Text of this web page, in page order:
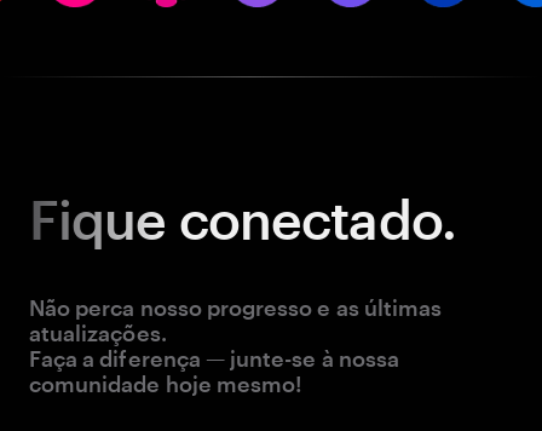
Fique conectado.
Não perca nosso progresso e as últimas
atualizações.
Faça a diferença — junte-se à nossa
comunidade hoje mesmo!